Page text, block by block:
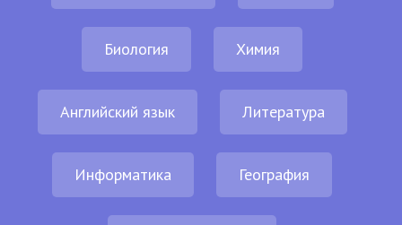
Биология Химия
Английский язык Литература
Информатика География